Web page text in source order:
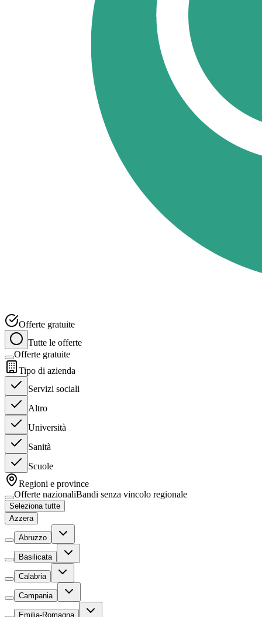
Offerte gratuite
Tutte le offerte
Offerte gratuite
Tipo di azienda
Servizi sociali
Altro
Università
Sanità
Scuole
Regioni e province
Offerte nazionaliBandi senza vincolo regionale
Seleziona tutte
Azzera
Abruzzo
Basilicata
Calabria
Campania
Emilia-Romagna